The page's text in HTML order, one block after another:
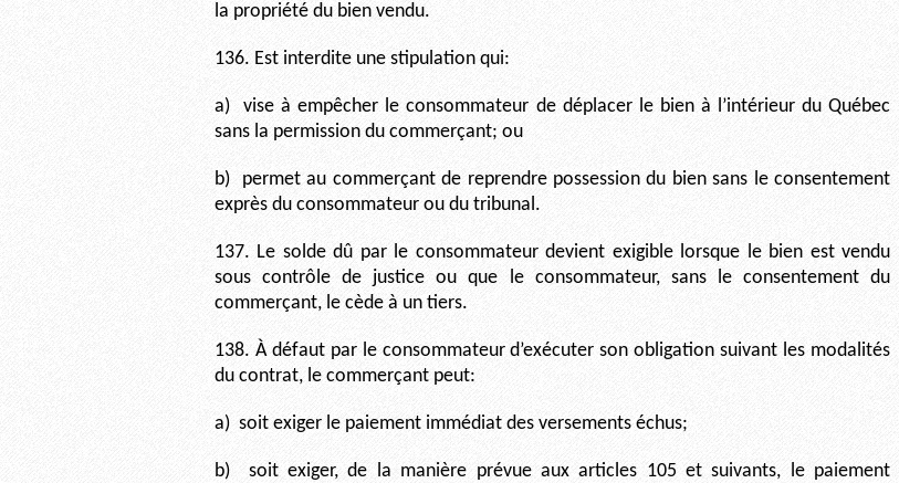
la propriété du bien vendu.
136. Est interdite une stipulation qui:
a)
vise à empêcher le consommateur de déplacer le bien à l’intérieur du Québec
sans la permission du commerçant; ou
b)
permet au commerçant de reprendre possession du bien sans le consentement
exprès du consommateur ou du tribunal.
137. Le solde dû par le consommateur devient exigible lorsque le bien est vendu
sous contrôle de justice ou que le consommateur, sans le consentement du
commerçant, le cède à un tiers.
138. À défaut par le consommateur d’exécuter son obligation suivant les modalités
du contrat, le commerçant peut:
a) soit exiger le paiement immédiat des versements échus;
b)
soit exiger, de la manière prévue aux articles 105 et suivants, le paiement